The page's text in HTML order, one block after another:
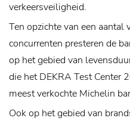
verkeersveiligheid.
Ten opzichte van een aantal
concurrenten presteren de
op het gebied van
die het DEKRA Test Center
meest verkochte Michelin
Ook op het gebied van